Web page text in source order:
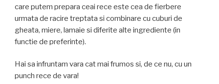
care putem prepara ceai rece este cea de fierbere
urmata de racire treptata si combinare cu cuburi de
gheata, miere, lamaie si diferite alte ingrediente (in
functie de preferinte).
Hai sa infruntam vara cat mai frumos si, de ce nu, cu un
punch rece de vara!